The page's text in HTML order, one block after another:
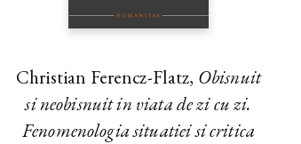
Christian Ferencz-Flatz, Obisnuit
si neobisnuit in viata de zi cu zi.
Fenomenologia situatiei si critica